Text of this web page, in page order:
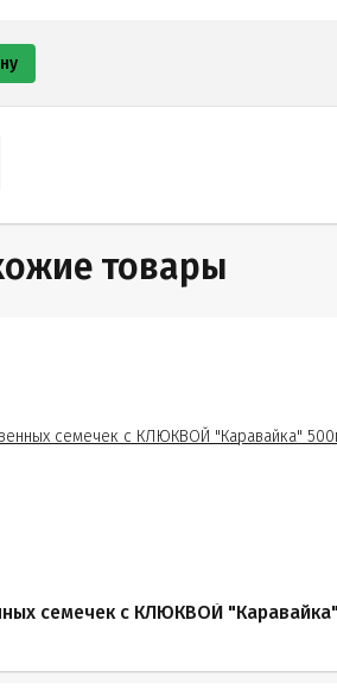
товары
семечек с КЛЮКВОЙ